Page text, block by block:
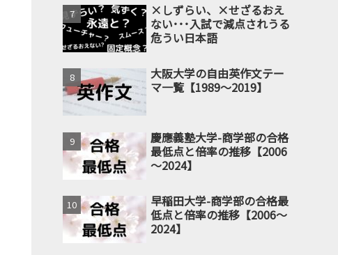
×しずらい、×せざるおえ
ない･･･入試で減点されうる
危うい日本語
大阪大学の自由英作文テー
マ一覧【1989～2019】
慶應義塾大学-商学部の合格
最低点と倍率の推移【2006
～2024】
早稲田大学-商学部の合格最
低点と倍率の推移【2006～
2024】